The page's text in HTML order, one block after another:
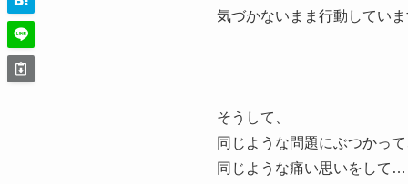
気づかないまま行動していま
そうして、
同じような問題にぶつかって
同じような痛い思いをして…